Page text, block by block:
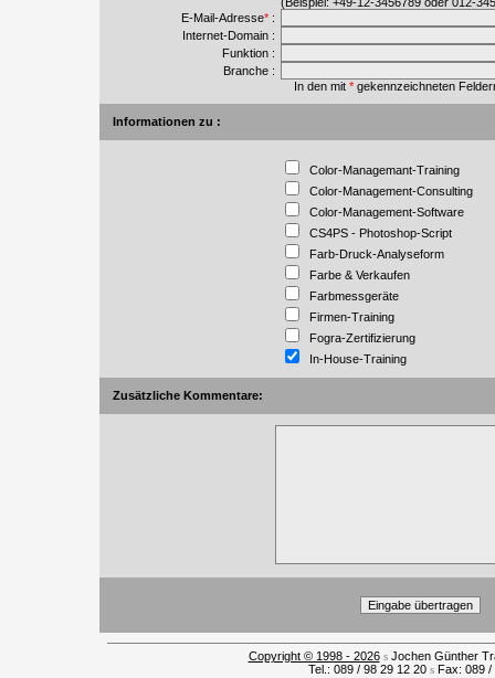
E-Mail-Adresse* :
Internet-Domain :
Funktion :
Branche :
In den mit *gekennzeichneten
Informationen zu :
Color-Managemant-Training
Color-Management-Consulting
Color-Management-Software
CS4PS - Photoshop-Script
Farb-Druck-Analyseform
Farbe & Verkaufen
Farbmessgeräte
Firmen-Training
Fogra-Zertifizierung
In-House-Training
Zusätzliche Kommentare:
Copyright © 1998 - 2026s Jochen Günther
Tel.: 089 / 98 29 12 20 s Fax: 089 /